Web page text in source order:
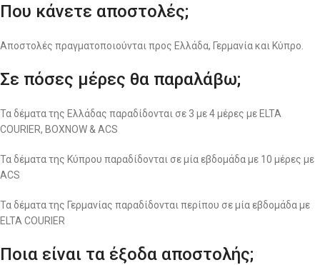
Που κάνετε αποστολές;
Αποστολές πραγματοποιούνται προς Ελλάδα, Γερμανία και Κύπρο.
Σε πόσες μέρες θα παραλάβω;
Τα δέματα της Ελλάδας παραδίδονται σε 3 με 4 μέρες με ELTA
COURIER, BOXNOW & ACS
Τα δέματα της Κύπρου παραδίδονται σε μία εβδομάδα με 10 μέρες με
ACS
Τα δέματα της Γερμανίας παραδίδονται περίπου σε μία εβδομάδα με
ELTA COURIER
Ποια είναι τα έξοδα αποστολής;